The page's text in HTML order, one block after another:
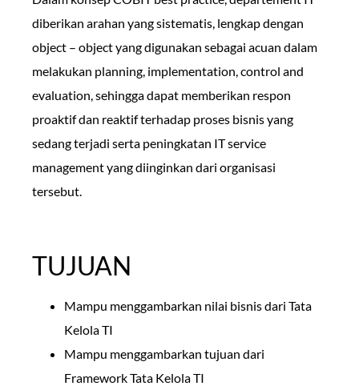
diberikan arahan yang sistematis, lengkap dengan
object – object yang digunakan sebagai acuan dalam
melakukan planning, implementation, control and
evaluation, sehingga dapat memberikan respon
proaktif dan reaktif terhadap proses bisnis yang
sedang terjadi serta peningkatan IT service
management yang diinginkan dari organisasi
tersebut.
TUJUAN
Mampu menggambarkan nilai bisnis dari Tata
Kelola TI
Mampu menggambarkan tujuan dari
Framework Tata Kelola TI